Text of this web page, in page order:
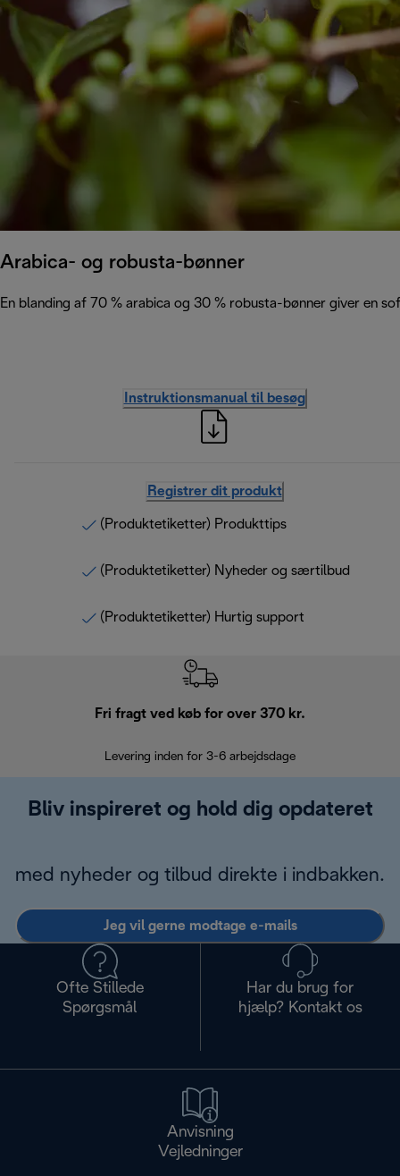
Arabica- og robusta-bønner
En blanding af 70 % arabica og 30 % robusta-bønner giver en
Instruktionsmanual til besøg
Registrer dit produkt
(Produktetiketter) Produkttips
(Produktetiketter) Nyheder og særtilbud
(Produktetiketter) Hurtig support
Fri fragt ved køb for over 370 kr.
Levering inden for 3-6 arbejdsdage
Bliv inspireret og hold dig opdateret
med nyheder og tilbud direkte i indbakken.
Jeg vil gerne modtage e-mails
Ofte Stillede
Spørgsmål
Har du brug for
hjælp? Kontakt os
Anvisning
Vejledninger